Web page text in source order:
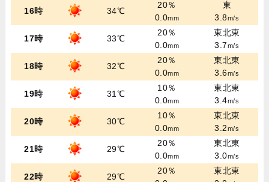
16時 34℃
20％
0.0mm
東
3.8m/s
17時 33℃
20％
0.0mm
東北東
3.7m/s
18時 32℃
20％
0.0mm
東北東
3.6m/s
19時 31℃
10％
0.0mm
東北東
3.4m/s
20時 30℃
10％
0.0mm
東北東
3.2m/s
21時 29℃
20％
0.0mm
東北東
3.0m/s
22時 29℃
20％
東北東